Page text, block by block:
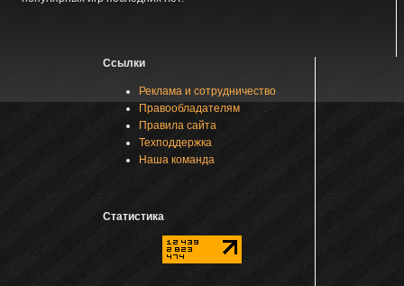
Ссылки
Реклама и сотрудничество
Правообладателям
Правила сайта
Техподдержка
Наша команда
Статистика